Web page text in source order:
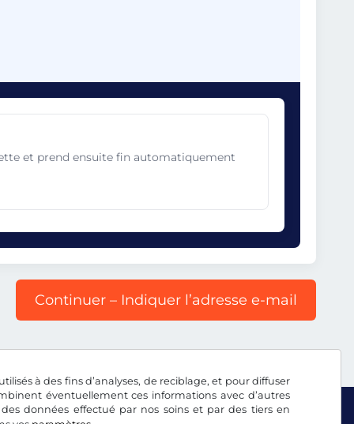
à des fins d’analyses, de reciblage, et pour diffuser
éventuellement ces informations avec d’autres
données effectué par nos soins et par des tiers en
et prend ensuite fin automatiquement
Continuer – Indiquer l’adresse e-mail